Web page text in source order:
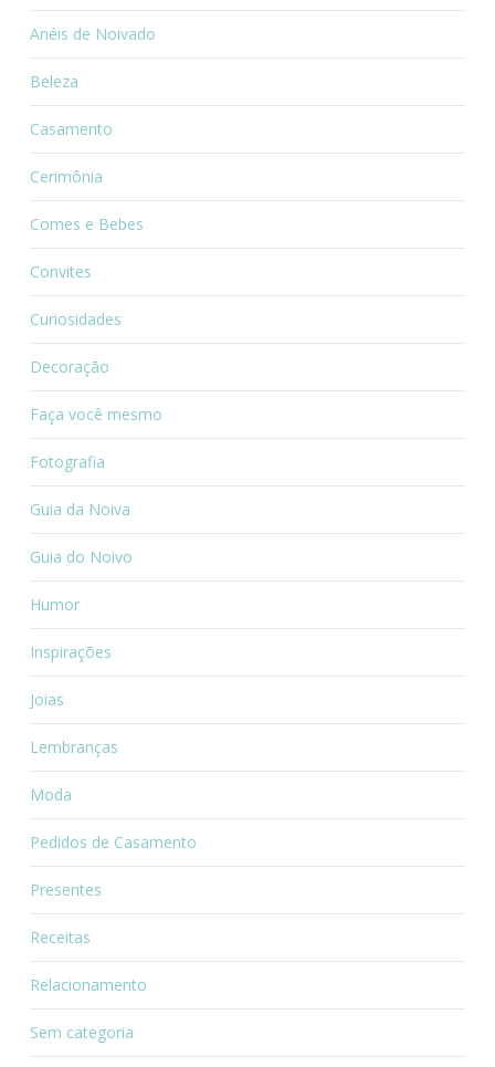
Anéis de Noivado
Beleza
Casamento
Cerimônia
Comes e Bebes
Convites
Curiosidades
Decoração
Faça você mesmo
Fotografia
Guia da Noiva
Guia do Noivo
Humor
Inspirações
Joias
Lembranças
Moda
Pedidos de Casamento
Presentes
Receitas
Relacionamento
Sem categoria